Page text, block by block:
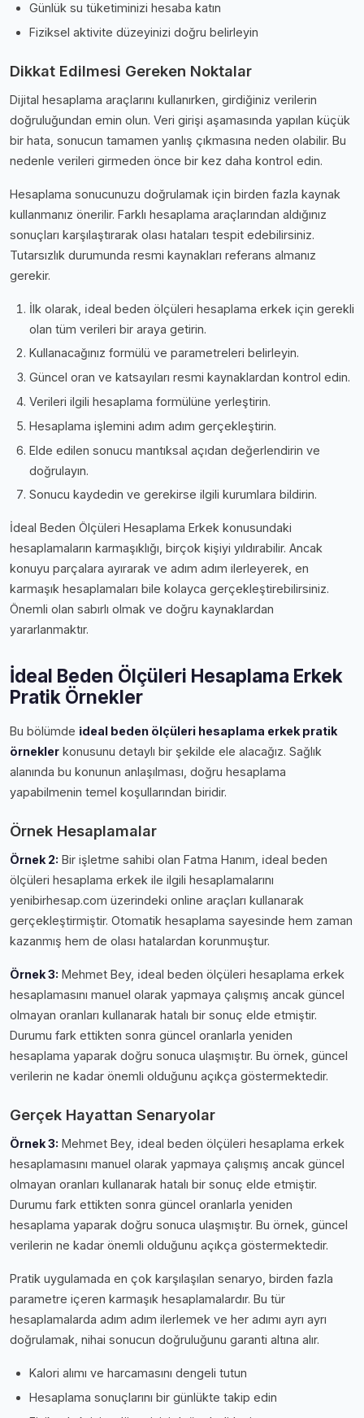
Günlük su tüketiminizi hesaba katın
Fiziksel aktivite düzeyinizi doğru belirleyin
Dikkat Edilmesi Gereken Noktalar
Dijital hesaplama araçlarını kullanırken, girdiğiniz verilerin
doğruluğundan emin olun. Veri girişi aşamasında yapılan küçük
bir hata, sonucun tamamen yanlış çıkmasına neden olabilir. Bu
nedenle verileri girmeden önce bir kez daha kontrol edin.
Hesaplama sonucunuzu doğrulamak için birden fazla kaynak
kullanmanız önerilir. Farklı hesaplama araçlarından aldığınız
sonuçları karşılaştırarak olası hataları tespit edebilirsiniz.
Tutarsızlık durumunda resmi kaynakları referans almanız
gerekir.
İlk olarak, i̇deal beden ölçüleri hesaplama erkek için gerekli
olan tüm verileri bir araya getirin.
Kullanacağınız formülü ve parametreleri belirleyin.
Güncel oran ve katsayıları resmi kaynaklardan kontrol edin.
Verileri ilgili hesaplama formülüne yerleştirin.
Hesaplama işlemini adım adım gerçekleştirin.
Elde edilen sonucu mantıksal açıdan değerlendirin ve
doğrulayın.
Sonucu kaydedin ve gerekirse ilgili kurumlara bildirin.
İdeal Beden Ölçüleri Hesaplama Erkek konusundaki
hesaplamaların karmaşıklığı, birçok kişiyi yıldırabilir. Ancak
konuyu parçalara ayırarak ve adım adım ilerleyerek, en
karmaşık hesaplamaları bile kolayca gerçekleştirebilirsiniz.
Önemli olan sabırlı olmak ve doğru kaynaklardan
yararlanmaktır.
İdeal Beden Ölçüleri Hesaplama Erkek
Pratik Örnekler
Bu bölümde i̇deal beden ölçüleri hesaplama erkek pratik
örnekler konusunu detaylı bir şekilde ele alacağız. Sağlık
alanında bu konunun anlaşılması, doğru hesaplama
yapabilmenin temel koşullarından biridir.
Örnek Hesaplamalar
Örnek 2: Bir işletme sahibi olan Fatma Hanım, i̇deal beden
ölçüleri hesaplama erkek ile ilgili hesaplamalarını
yenibirhesap.com üzerindeki online araçları kullanarak
gerçekleştirmiştir. Otomatik hesaplama sayesinde hem zaman
kazanmış hem de olası hatalardan korunmuştur.
Örnek 3: Mehmet Bey, i̇deal beden ölçüleri hesaplama erkek
hesaplamasını manuel olarak yapmaya çalışmış ancak güncel
olmayan oranları kullanarak hatalı bir sonuç elde etmiştir.
Durumu fark ettikten sonra güncel oranlarla yeniden
hesaplama yaparak doğru sonuca ulaşmıştır. Bu örnek, güncel
verilerin ne kadar önemli olduğunu açıkça göstermektedir.
Gerçek Hayattan Senaryolar
Örnek 3: Mehmet Bey, i̇deal beden ölçüleri hesaplama erkek
hesaplamasını manuel olarak yapmaya çalışmış ancak güncel
olmayan oranları kullanarak hatalı bir sonuç elde etmiştir.
Durumu fark ettikten sonra güncel oranlarla yeniden
hesaplama yaparak doğru sonuca ulaşmıştır. Bu örnek, güncel
verilerin ne kadar önemli olduğunu açıkça göstermektedir.
Pratik uygulamada en çok karşılaşılan senaryo, birden fazla
parametre içeren karmaşık hesaplamalardır. Bu tür
hesaplamalarda adım adım ilerlemek ve her adımı ayrı ayrı
doğrulamak, nihai sonucun doğruluğunu garanti altına alır.
Kalori alımı ve harcamasını dengeli tutun
Hesaplama sonuçlarını bir günlükte takip edin